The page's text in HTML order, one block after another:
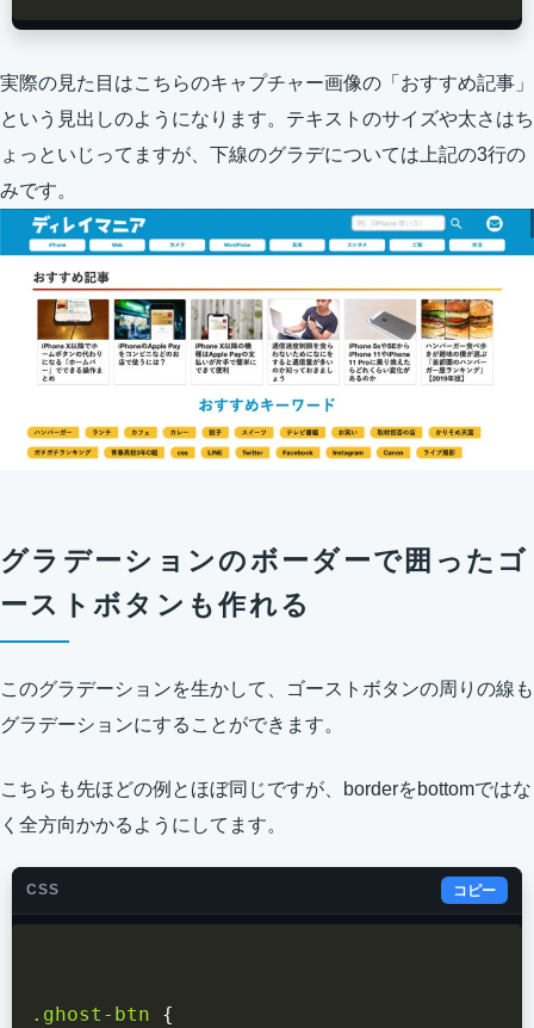
実際の見た目はこちらのキャプチャー画像の「おすすめ記事」
という見出しのようになります。テキストのサイズや太さはち
ょっといじってますが、下線のグラデについては上記の3行の
みです。
グラデーションのボーダーで囲ったゴ
ーストボタンも作れる
このグラデーションを生かして、ゴーストボタンの周りの線も
グラデーションにすることができます。
こちらも先ほどの例とほぼ同じですが、borderをbottomではな
く全方向かかるようにしてます。
CSS コピー
.ghost-btn {